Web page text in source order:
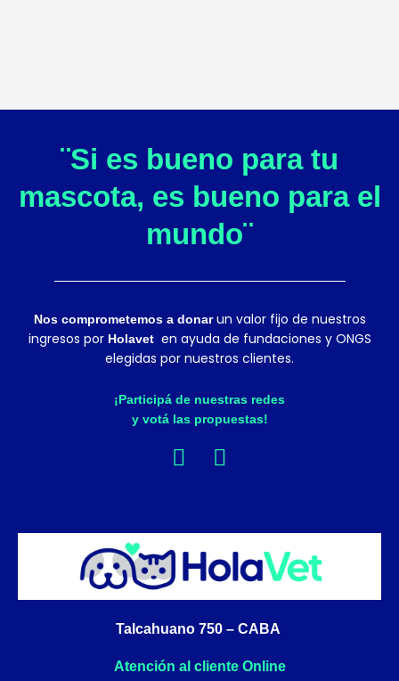
¨Si es bueno para tu
mascota, es bueno para el
mundo¨
Nos comprometemos a donarun valor fijo de nuestros
ingresos por Holavet en ayuda de fundaciones y ONGS
elegidas por nuestros clientes.
¡Participá de nuestras redes
y votá las propuestas!
F
e
b
o
o
k
-
f
I
t
g
r
a
m
Talcahuano 750 – CABA
Atención al cliente Online